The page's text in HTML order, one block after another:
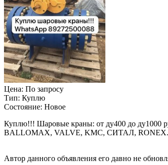
Цена: По запросу
Тип: Куплю
Состояние: Новое
Куплю!!! Шаровые краны: от ду400 до ду1000
BALLOMAX, VALVE, KMC, СИТАЛ,
Автор данного объявления его давно не